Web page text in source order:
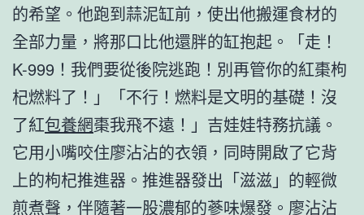
的希望。他跑到蒜泥缸前，使出他搬運食材的
全部力量，將那口比他還胖的缸抱起。「走！
K-999！我們要從後院逃跑！別再管你的紅棗枸
杞燃料了！」「不行！燃料是文明的基礎！沒
了紅包養網棗我飛不遠！」吉娃娃特務抗議。
它用小嘴咬住廖沾沾的衣領，同時開啟了它背
上的枸杞推進器。推進器發出「滋滋」的輕微
煎煮聲，伴隨著一股濃郁的蔘味爆發。廖沾沾